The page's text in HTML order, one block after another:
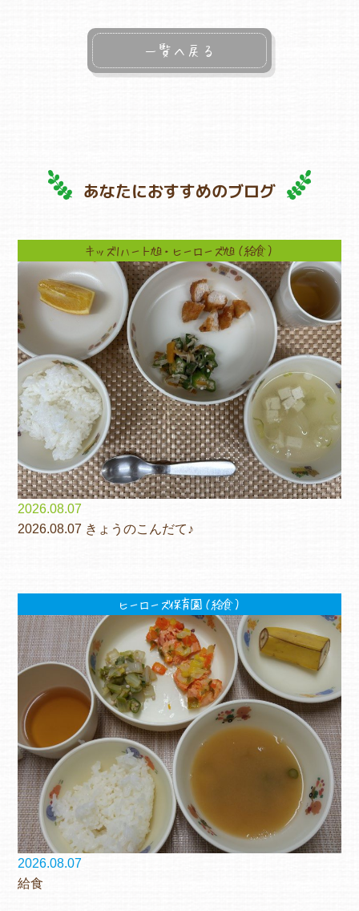
一覧へ戻る
あなたにおすすめのブログ
キッズ1ハート旭・ヒーローズ旭（給食）
2026.08.07
2026.08.07 きょうのこんだて♪
ヒーローズ保育園（給食）
2026.08.07
給食